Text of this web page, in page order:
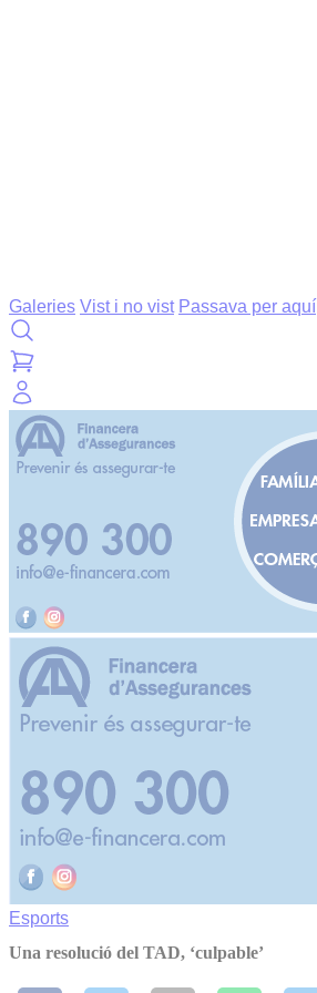
Galeries Vist i no vist Passava per aquí
Esports
Una resolució del TAD, ‘culpable’